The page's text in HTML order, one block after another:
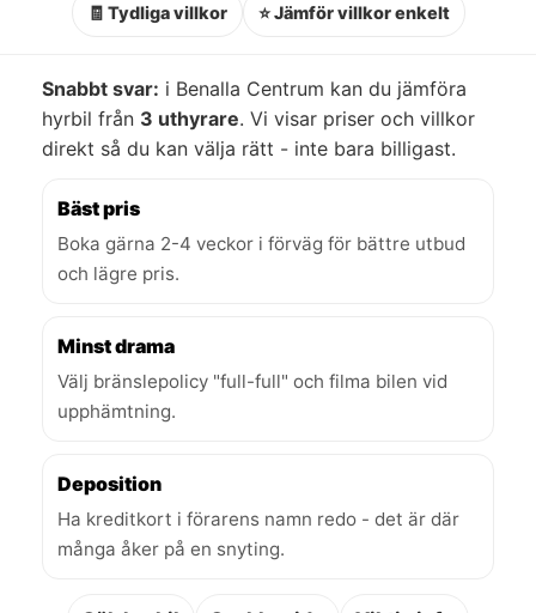
🧾 Tydliga villkor ⭐ Jämför villkor enkelt
Snabbt svar: i Benalla Centrum kan du jämföra
hyrbil från 3 uthyrare. Vi visar priser och villkor
direkt så du kan välja rätt - inte bara billigast.
Bäst pris
Boka gärna 2-4 veckor i förväg för bättre utbud
och lägre pris.
Minst drama
Välj bränslepolicy "full-full" och filma bilen vid
upphämtning.
Deposition
Ha kreditkort i förarens namn redo - det är där
många åker på en snyting.